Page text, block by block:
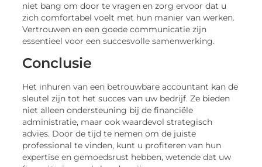
niet bang om door te vragen en zorg ervoor dat u
zich comfortabel voelt met hun manier van werken.
Vertrouwen en een goede communicatie zijn
essentieel voor een succesvolle samenwerking.
Conclusie
Het inhuren van een betrouwbare accountant kan de
sleutel zijn tot het succes van uw bedrijf. Ze bieden
niet alleen ondersteuning bij de financiële
administratie, maar ook waardevol strategisch
advies. Door de tijd te nemen om de juiste
professional te vinden, kunt u profiteren van hun
expertise en gemoedsrust hebben, wetende dat uw